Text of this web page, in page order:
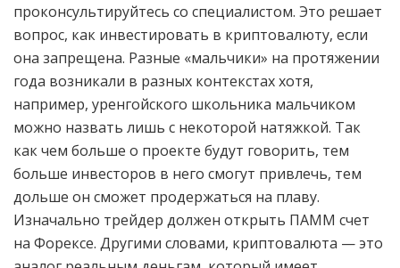
проконсультируйтесь со специалистом. Это решает
вопрос, как инвестировать в криптовалюту, если
она запрещена. Разные «мальчики» на протяжении
года возникали в разных контекстах хотя,
например, уренгойского школьника мальчиком
можно назвать лишь с некоторой натяжкой. Так
как чем больше о проекте будут говорить, тем
больше инвесторов в него смогут привлечь, тем
дольше он сможет продержаться на плаву.
Изначально трейдер должен открыть ПАММ счет
на Форексе. Другими словами, криптовалюта — это